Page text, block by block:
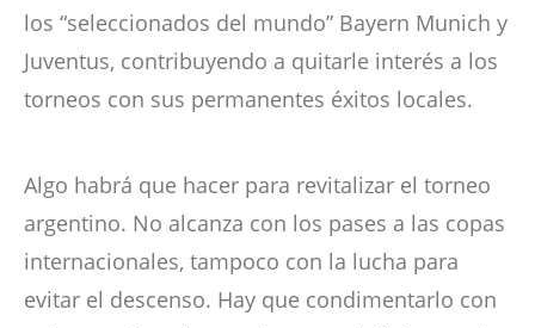
los “seleccionados del mundo” Bayern Munich y
Juventus, contribuyendo a quitarle interés a los
torneos con sus permanentes éxitos locales.
Algo habrá que hacer para revitalizar el torneo
argentino. No alcanza con los pases a las copas
internacionales, tampoco con la lucha para
evitar el descenso. Hay que condimentarlo con